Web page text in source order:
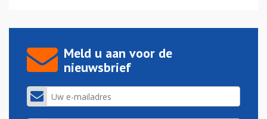
Meld u aan voor de
nieuwsbrief